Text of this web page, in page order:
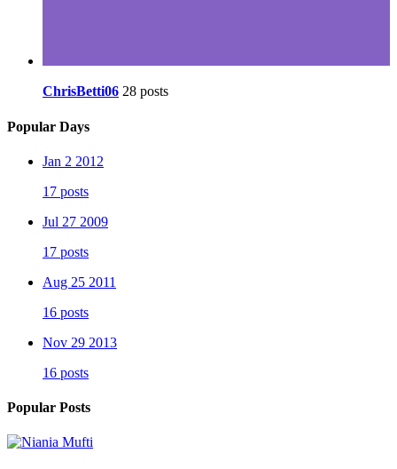
ChrisBetti06 28 posts
Popular Days
Jan 2 2012
17 posts
Jul 27 2009
17 posts
Aug 25 2011
16 posts
Nov 29 2013
16 posts
Popular Posts